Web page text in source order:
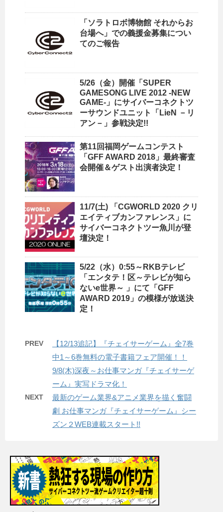
「ソラトロボ博物館 それからお
台場へ」での義援金募集につい
てのご報告
5/26（金）開催「SUPER
GAMESONG LIVE 2012 -NEW
GAME-」にサイバーコネクトツ
ーサウンドユニット「LieN －リ
アン－」参戦決定!!
第11回福岡ゲームコンテスト
「GFF AWARD 2018」最終審査
会開催＆ゲスト出演者決定！
11/7(土) 「CGWORLD 2020 クリ
エイティブカンファレンス」に
サイバーコネクトツー魚川が登
壇決定！
5/22（水）0:55～RKBテレビ
「エンタテ！区～テレビが知ら
ないe世界～ 」にて「GFF
AWARD 2019」の模様が放送決
定！
PREV
【12/13追記】『チェイサーゲーム』全7巻
中1～6巻無料の電子書籍フェア開催！！
9/8(木)深夜～お仕事マンガ『チェイサーゲ
ーム』実写ドラマ化！
NEXT
最新のゲーム業界&アニメ業界を描く奮闘
劇 お仕事マンガ『チェイサーゲーム』シー
ズン２WEB連載スタート!!